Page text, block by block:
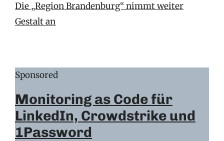
Die „Region Brandenburg“ nimmt weiter
Gestalt an
Sponsored
Monitoring as Code für
LinkedIn, Crowdstrike und
1Password